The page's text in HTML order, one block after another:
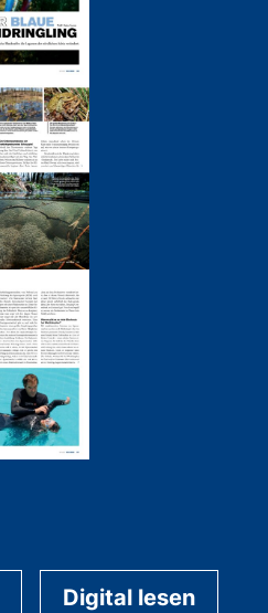
Digital lesen